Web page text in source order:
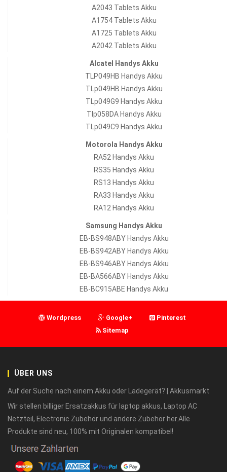
A2043 Tablets Akku
A1754 Tablets Akku
A1725 Tablets Akku
A2042 Tablets Akku
Alcatel Handys Akku
TLP049HB Handys Akku
TLp049HB Handys Akku
TLp049G9 Handys Akku
Tlp058DA Handys Akku
TLp049C9 Handys Akku
Motorola Handys Akku
RA52 Handys Akku
RS35 Handys Akku
RS13 Handys Akku
RA33 Handys Akku
RA12 Handys Akku
Samsung Handys Akku
EB-BS948ABY Handys Akku
EB-BS942ABY Handys Akku
EB-BS946ABY Handys Akku
EB-BA566ABY Handys Akku
EB-BC915ABE Handys Akku
Wordpress Google+
Pinterest
Sitemap
ÜBER UNS
Auf der Suche nach einem Akku oder Ladegerät? | Akkusmarkt
Wir stellen billiger Ersatzakkus für laptop akkus, Laptop AC
Netzteil, Electronic Zubehör und andere Zubehör her.Alle
Produkte sind neu, 100% mit Originalen kompatibel!